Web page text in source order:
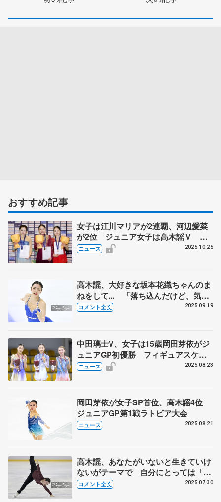
おすすめ記事
女子は江川マリアが2連覇、河辺愛菜
が2位 ジュニア女子は高木謡Ｖ ペ
アはゆなすみ１位、あゆルカ２位 東
ニュース 2025.10.25
高木謡、大好きな坂本花織ちゃんのま
ねをして... 「落ち込んだけど、気持
ちを切り替えて一から」 【東京選手
コメント全文 2025.09.19
中田璃士V、女子は15歳岡田芽依がジ
ュニアGP初優勝 フィギュアスケー
ト、第1戦ラトビア大会
ニュース 2025.08.23
岡田芽依が女子SP首位、高木謡4位
ジュニアGP第1戦ラトビア大会
ニュース 2025.08.21
高木謡、あなたがいないと生きていけ
ないがテーマで 自分にとっては「合
宿で会えなくて本当に悲しい...」 【全
コメント全文 2025.07.30